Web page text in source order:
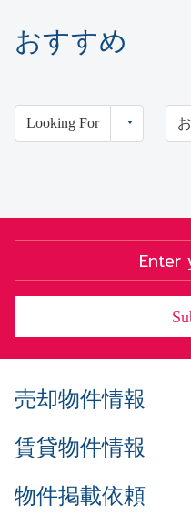
おすすめ
Looking For
売却物件情報
賃貸物件情報
物件掲載依頼